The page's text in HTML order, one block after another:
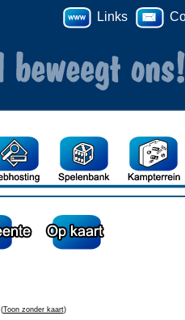
Links
(Toon zonder kaart)